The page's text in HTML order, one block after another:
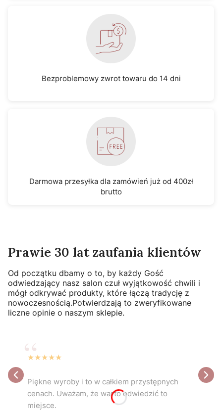
Bezproblemowy zwrot towaru do 14 dni
Darmowa przesyłka dla zamówień już od 400zł
brutto
Prawie 30 lat zaufania klientów
Od początku dbamy o to, by każdy Gość
odwiedzający nasz salon czuł wyjątkowość chwili i
mógł odkrywać produkty, które łączą tradycję z
nowoczesnością.Potwierdzają to zweryfikowane
liczne opinie o naszym sklepie.
★★★★★
Piękne wyroby i to w całkiem przystępnych
cenach. Uważam, że warto odwiedzić to
miejsce.